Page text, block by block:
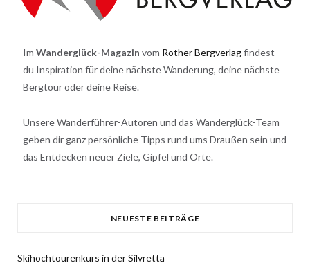
Im Wanderglück-Magazin vom Rother Bergverlagfindest
du Inspiration für deine nächste Wanderung, deine nächste
Bergtour oder deine Reise.
Unsere Wanderführer-Autoren und das Wanderglück-Team
geben dir ganz persönliche Tipps rund ums Draußen sein und
das Entdecken neuer Ziele, Gipfel und Orte.
NEUESTE BEITRÄGE
Skihochtourenkurs in der Silvretta